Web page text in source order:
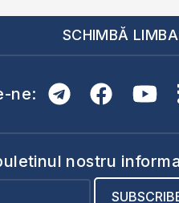
SCHIMBĂ
ne:
nostru